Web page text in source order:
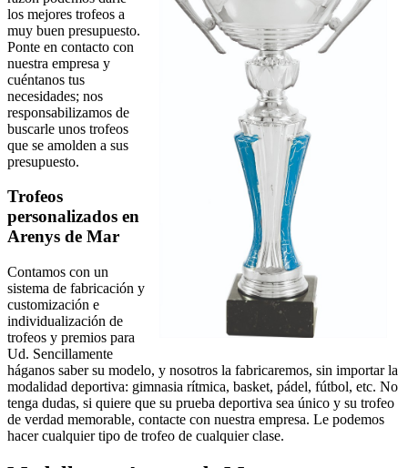
los mejores trofeos a
muy buen presupuesto.
Ponte en contacto con
nuestra empresa y
cuéntanos tus
necesidades; nos
responsabilizamos de
buscarle unos trofeos
que se amolden a sus
presupuesto.
Trofeos
personalizados en
Arenys de Mar
Contamos con un
sistema de fabricación y
customización e
individualización de
trofeos y premios para
Ud. Sencillamente
háganos saber su modelo, y nosotros la fabricaremos, sin importar la
modalidad deportiva: gimnasia rítmica, basket, pádel, fútbol, etc. No
tenga dudas, si quiere que su prueba deportiva sea único y su trofeo
de verdad memorable, contacte con nuestra empresa. Le podemos
hacer cualquier tipo de trofeo de cualquier clase.